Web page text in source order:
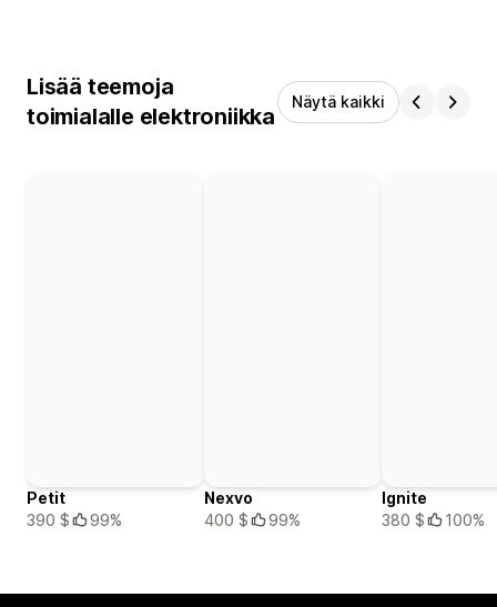
Lisää teemoja
toimialalle elektroniikka
Näytä kaikki
Petit
390 $
99%
Nexvo
400 $
99%
Ignite
380 $
100%